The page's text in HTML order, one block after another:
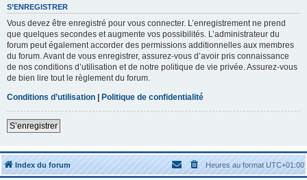
S’ENREGISTRER
Vous devez être enregistré pour vous connecter. L’enregistrement ne prend
que quelques secondes et augmente vos possibilités. L’administrateur du
forum peut également accorder des permissions additionnelles aux membres
du forum. Avant de vous enregistrer, assurez-vous d’avoir pris connaissance
de nos conditions d’utilisation et de notre politique de vie privée. Assurez-vous
de bien lire tout le règlement du forum.
Conditions d’utilisation | Politique de confidentialité
S’enregistrer
Index du forum Heures au formatUTC+01:00